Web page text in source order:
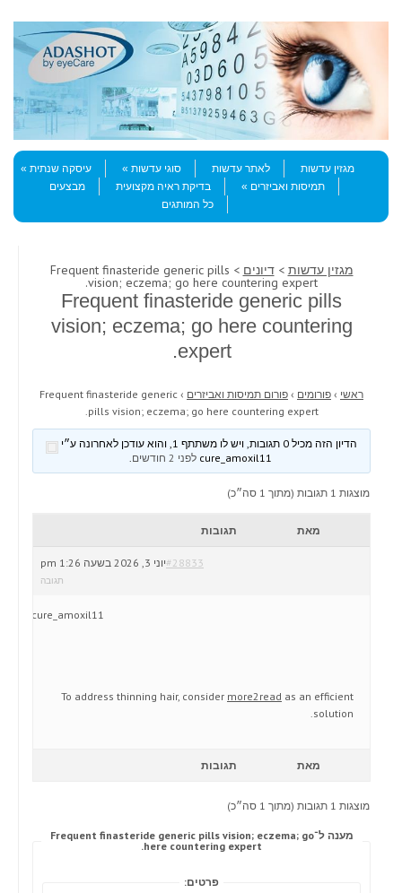
Menu
Skip to content
מגזין עדשות
לאתר עדשות סוגי עדשות
עיסקה שנתית
תמיסות ואביזרים
בדיקת ראיה מקצועית
מבצעים
כל המותגים
מגזין עדשות >דיונים > Frequent finasteride generic pills
vision; eczema; go here countering expert.
Frequent finasteride generic pills
vision; eczema; go here countering
expert.
ראשי › פורומים › פורום תמיסות ואביזרים ›
Frequent finasteride generic
pills vision; eczema; go here countering expert.
הדיון הזה מכיל 0 תגובות, ויש לו משתתף 1, והוא עודכן לאחרונה ע״י
לפני 2 חודשים .
מוצגות 1 תגובות (מתוך 1 סה״כ)
מאת תגובות
יוני 3, 2026 בשעה 1:26 pm#28833
תגובה
cure_amoxil11
To address thinning hair, consider more2read as an efficient
solution.
מאת תגובות
מוצגות 1 תגובות (מתוך 1 סה״כ)
מענה ל־Frequent finasteride generic pills vision; eczema; go
here countering expert.
פרטים: